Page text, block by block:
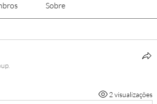
Sobre
2 visualizações